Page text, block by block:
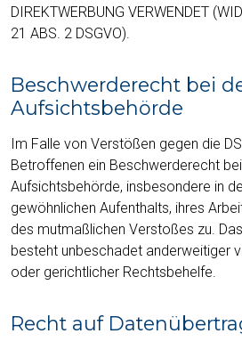
DIREKTWERBUNG VERWENDET
21 ABS. 2 DSGVO).
Beschwerde­recht bei
Aufsichts­behörde
Im Falle von Verstößen gegen die
Betroffenen ein Beschwerderecht
Aufsichtsbehörde, insbesondere in
gewöhnlichen Aufenthalts, ihres
des mutmaßlichen Verstoßes zu.
besteht unbeschadet anderweitiger
oder gerichtlicher Rechtsbehelfe.
Recht auf